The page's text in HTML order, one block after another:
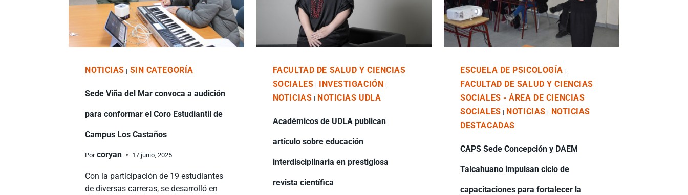
NOTICIAS | SIN CATEGORÍA
Sede Viña del Mar convoca a audición
para conformar el Coro Estudiantil de
Campus Los Castaños
Por coryan 17 junio, 2025
Con la participación de 19 estudiantes
de diversas carreras, se desarrolló en
FACULTAD DE SALUD Y CIENCIAS
SOCIALES | INVESTIGACIÓN |
NOTICIAS | NOTICIAS UDLA
Académicos de UDLA publican
artículo sobre educación
interdisciplinaria en prestigiosa
revista científica
ESCUELA DE PSICOLOGÍA |
FACULTAD DE SALUD Y CIENCIAS
SOCIALES - ÁREA DE CIENCIAS
SOCIALES | NOTICIAS | NOTICIAS
DESTACADAS
CAPS Sede Concepción y DAEM
Talcahuano impulsan ciclo de
capacitaciones para fortalecer la